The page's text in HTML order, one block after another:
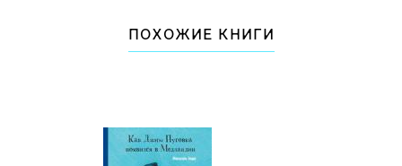
ПОХОЖИЕ КНИГИ